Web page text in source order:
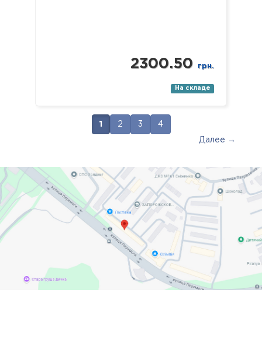
2300.50 грн.
На складе
1 2 3 4
Далее →